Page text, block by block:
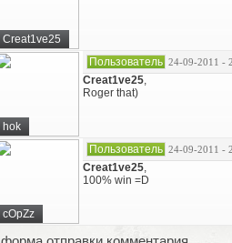
Creat1ve25
hok
Пользователь 24-09-2011 -
Creat1ve25,
Roger that)
cOpZz
Пользователь 24-09-2011 -
Creat1ve25,
100% win =D